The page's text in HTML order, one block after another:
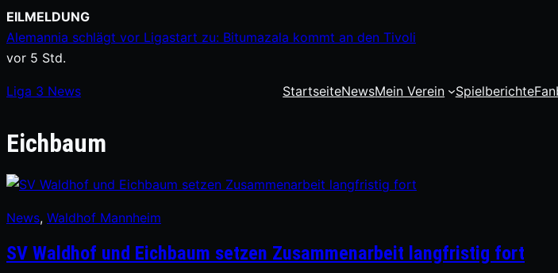
Zum
Inhalt
springen
EILMELDUNG
Alemannia schlägt vor Ligastart zu: Bitumazala kommt an den Tivoli
vor 5 Std.
Liga 3 News StartseiteNewsMein Verein Spielberichte
Eichbaum
News, Waldhof Mannheim
SV Waldhof und Eichbaum setzen Zusammenarbeit langfristig fort